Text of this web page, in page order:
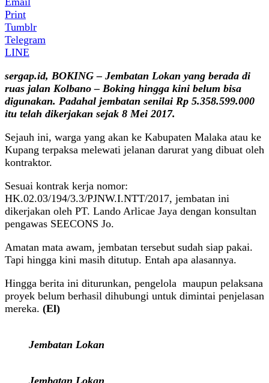
Print
Tumblr
Telegram
LINE
sergap.id, BOKING – Jembatan Lokan yang berada di
ruas jalan Kolbano – Boking hingga kini belum bisa
digunakan. Padahal jembatan senilai Rp 5.358.599.000
itu telah dikerjakan sejak 8 Mei 2017.
Sejauh ini, warga yang akan ke Kabupaten Malaka atau ke
Kupang terpaksa melewati jelanan darurat yang dibuat oleh
kontraktor.
Sesuai kontrak kerja nomor:
HK.02.03/194/3.3/PJNW.I.NTT/2017, jembatan ini
dikerjakan oleh PT. Lando Arlicae Jaya dengan konsultan
pengawas SEECONS Jo.
Amatan mata awam, jembatan tersebut sudah siap pakai.
Tapi hingga kini masih ditutup. Entah apa alasannya.
Hingga berita ini diturunkan, pengelola maupun pelaksana
proyek belum berhasil dihubungi untuk dimintai penjelasan
mereka. (El)
Jembatan Lokan
Jembatan Lokan